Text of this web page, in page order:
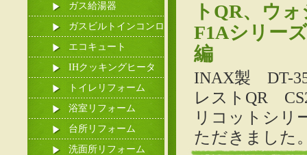
ガス給湯器
ガスビルトインコンロ
エコキュート
IHクッキングヒータ
ー
トイレリフォーム
浴室リフォーム
台所リフォーム
洗面所リフォーム
トQR、ウ
F1Aシリー
編
INAX製 DT-
レストQR
リコットシリ
ただきました